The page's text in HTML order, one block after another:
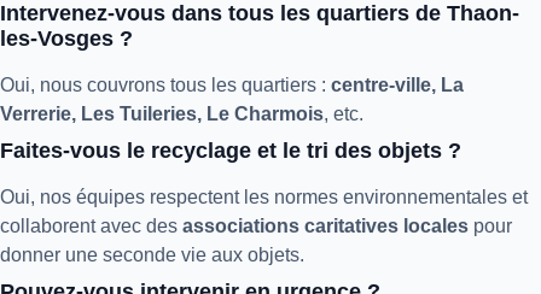
Intervenez-vous dans tous les quartiers de Thaon-
les-Vosges ?
Oui, nous couvrons tous les quartiers : centre-ville, La
Verrerie, Les Tuileries, Le Charmois, etc.
Faites-vous le recyclage et le tri des objets ?
Oui, nos équipes respectent les normes environnementales et
collaborent avec des associations caritatives locales pour
donner une seconde vie aux objets.